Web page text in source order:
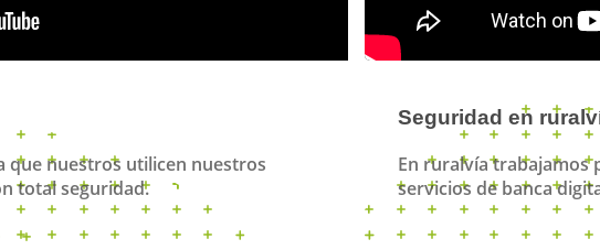
que nuestros utilicen nuestros
total seguridad.
Seguridad en
En ruralvía trabajamos
servicios de banca